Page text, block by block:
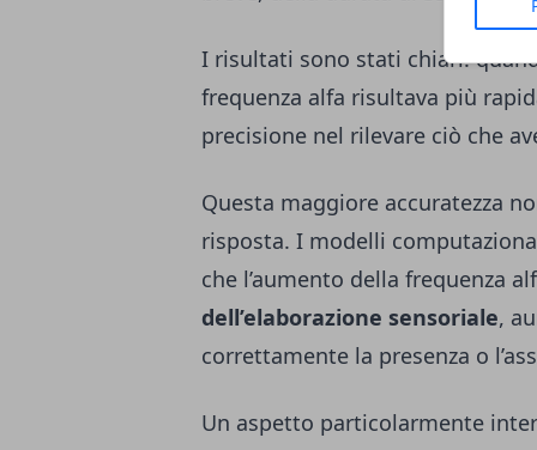
I risultati sono stati chiari:
frequenza alfa risultava più
precisione nel rilevare ciò che
Questa maggiore accuratezza
risposta. I modelli
che l’aumento della frequenza
dell’elaborazione sensoriale,
correttamente la presenza o
Un aspetto particolarmente